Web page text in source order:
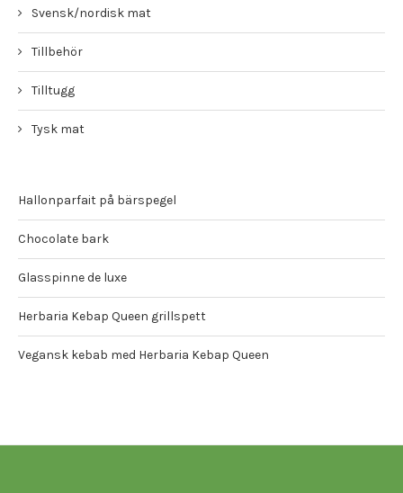
Svensk/nordisk mat
Tillbehör
Tilltugg
Tysk mat
Hallonparfait på bärspegel
Chocolate bark
Glasspinne de luxe
Herbaria Kebap Queen grillspett
Vegansk kebab med Herbaria Kebap Queen